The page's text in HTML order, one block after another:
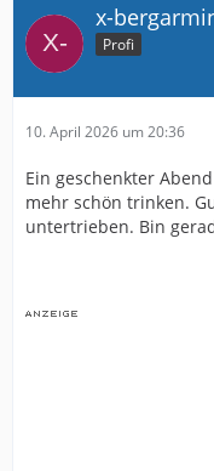
x-
Profi
10. April 2026 um 20:36
Ein geschenkter
mehr schön trinken.
untertrieben. Bin